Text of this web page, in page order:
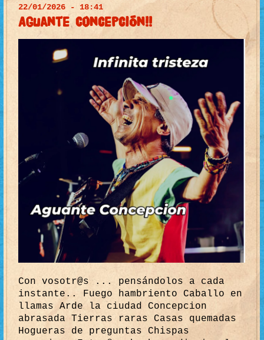
22/01/2026 - 18:41
Aguante Concepción!!
Con vosotr@s ... pensándolos a cada
instante.. Fuego hambriento Caballo en
llamas Arde la ciudad Concepcion
abrasada Tierras raras Casas quemadas
Hogueras de preguntas Chispas